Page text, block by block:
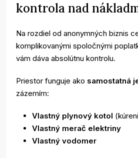
kontrola nad
Na rozdiel od anonymných biznis
komplikovanými spoločnými
vám dáva absolútnu kontrolu.
Priestor funguje ako samostatná
zázemím:
Vlastný plynový kotol
Vlastný merač elektriny
Vlastný vodomer